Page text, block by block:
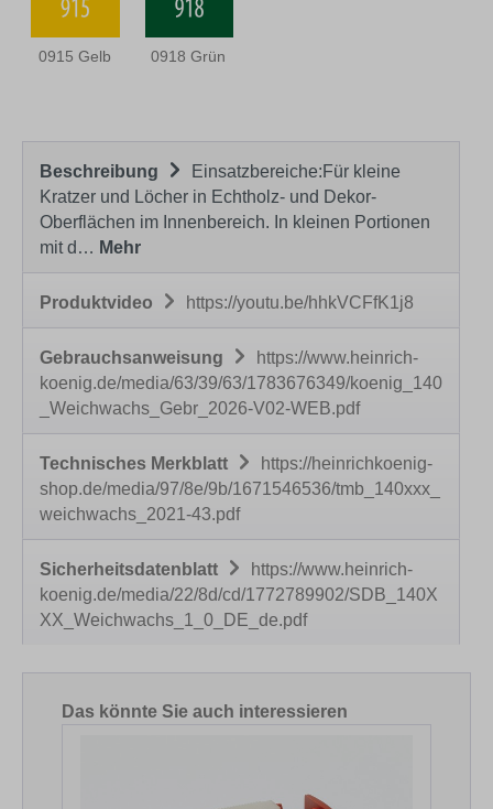
0915 Gelb 0918 Grün
Beschreibung
Einsatzbereiche:Für kleine
Kratzer und Löcher in Echtholz- und Dekor-
Oberflächen im Innenbereich. In kleinen Portionen
mit d… Mehr
Produktvideo https://youtu.be/hhkVCFfK1j8
Gebrauchsanweisung
https://www.heinrich-
koenig.de/media/63/39/63/1783676349/koenig_140
_Weichwachs_Gebr_2026-V02-WEB.pdf
Technisches Merkblatt
https://heinrichkoenig-
shop.de/media/97/8e/9b/1671546536/tmb_140xxx_
weichwachs_2021-43.pdf
Sicherheitsdatenblatt
https://www.heinrich-
koenig.de/media/22/8d/cd/1772789902/SDB_140X
XX_Weichwachs_1_0_DE_de.pdf
Produktgalerie überspringen
Das könnte Sie auch interessieren